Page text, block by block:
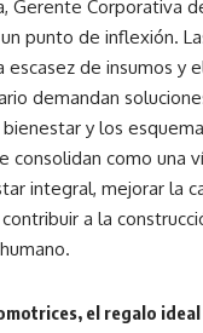
Gerente Corporativa
punto de inflexión.
escasez de insumos y
demandan
y los
consolidan como una
integral, mejorar la
a la
el regalo